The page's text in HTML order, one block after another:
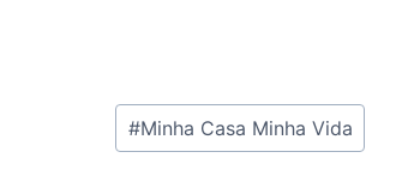
Tags
do
#Minha Casa Minha Vida